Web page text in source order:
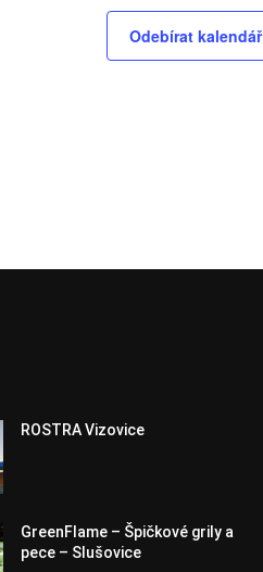
Odebírat kalendář
ROSTRA Vizovice
GreenFlame – Špičkové grily a
pece – Slušovice